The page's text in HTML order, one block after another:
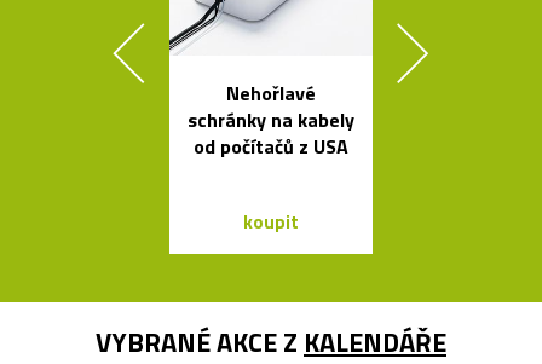
Nehořlavé
schránky na kabely
od počítačů z USA
koupit
VYBRANÉ AKCE Z KALENDÁŘE